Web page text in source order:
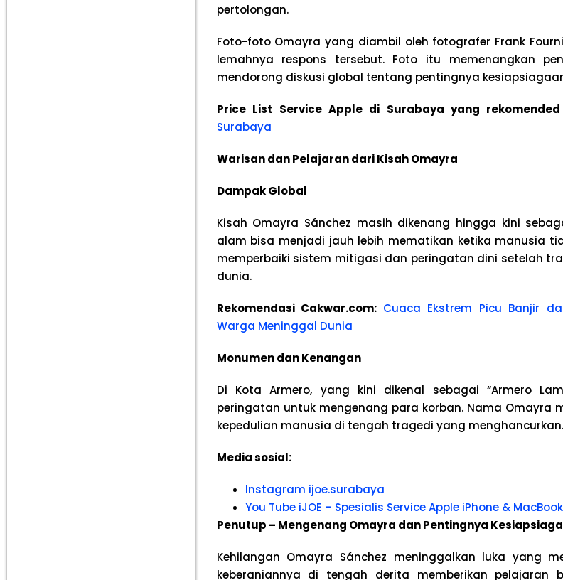
pertolongan.
Foto-foto Omayra yang diambil oleh fotografer Frank
lemahnya respons tersebut. Foto itu memenangkan
mendorong diskusi global tentang pentingnya
Price List Service Apple di Surabaya yang
Surabaya
Warisan dan Pelajaran dari Kisah Omayra
Dampak Global
Kisah Omayra Sánchez masih dikenang hingga kini
alam bisa menjadi jauh lebih mematikan ketika manusia
memperbaiki sistem mitigasi dan peringatan dini setelah
dunia.
Rekomendasi Cakwar.com: Cuaca Ekstrem Picu Banjir
Warga Meninggal Dunia
Monumen dan Kenangan
Di Kota Armero, yang kini dikenal sebagai “Armero
peringatan untuk mengenang para korban. Nama Omayra
kepedulian manusia di tengah tragedi yang menghancurkan.
Media sosial:
Instagram ijoe.surabaya
You Tube iJOE – Spesialis Service Apple iPhone & MacBook
Penutup – Mengenang Omayra dan Pentingnya
Kehilangan Omayra Sánchez meninggalkan luka yang
keberaniannya di tengah derita memberikan pelajaran